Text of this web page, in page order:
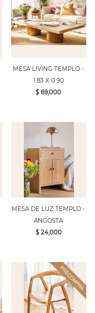
MESA LIVING TEMPLO -
1.83 X 0.90
$ 69,000
MESA DE LUZ TEMPLO -
ANGOSTA
$ 24,000